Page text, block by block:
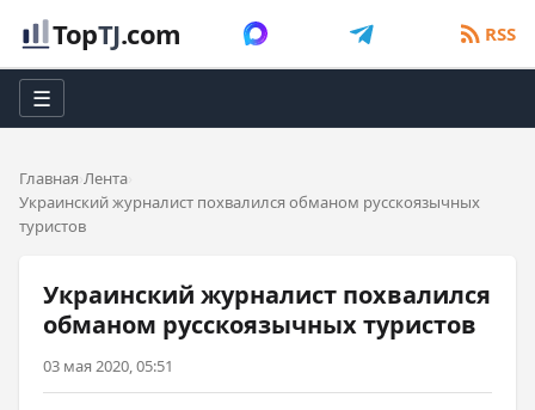
TopTJ.com RSS
☰
Главная Лента
Украинский журналист похвалился обманом русскоязычных
туристов
Украинский журналист похвалился
обманом русскоязычных туристов
03 мая 2020, 05:51